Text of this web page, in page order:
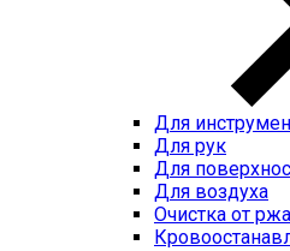
Для
Для рук
Для
Для воздуха
Очистка от